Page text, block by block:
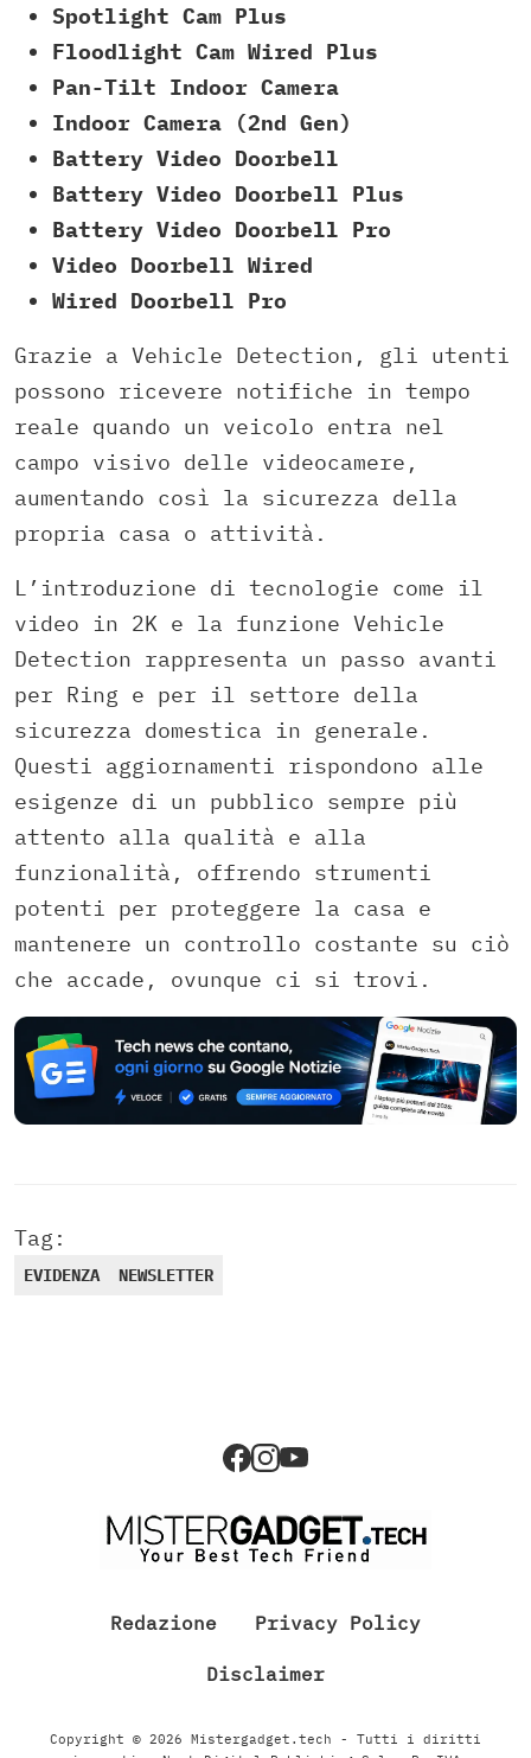
Spotlight Cam Plus
Floodlight Cam Wired Plus
Pan-Tilt Indoor Camera
Indoor Camera (2nd Gen)
Battery Video Doorbell
Battery Video Doorbell Plus
Battery Video Doorbell Pro
Video Doorbell Wired
Wired Doorbell Pro
Grazie a Vehicle Detection, gli utenti
possono ricevere notifiche in tempo
reale quando un veicolo entra nel
campo visivo delle videocamere,
aumentando così la sicurezza della
propria casa o attività.
L’introduzione di tecnologie come il
video in 2K e la funzione Vehicle
Detection rappresenta un passo avanti
per Ring e per il settore della
sicurezza domestica in generale.
Questi aggiornamenti rispondono alle
esigenze di un pubblico sempre più
attento alla qualità e alla
funzionalità, offrendo strumenti
potenti per proteggere la casa e
mantenere un controllo costante su ciò
che accade, ovunque ci si trovi.
Tag:
EVIDENZA NEWSLETTER
Redazione Privacy Policy
Disclaimer
Copyright © 2026 Mistergadget.tech - Tutti i diritti